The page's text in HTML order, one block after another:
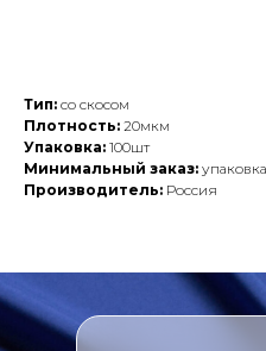
Тип: со скосом
Плотность: 20мкм
Упаковка: 100шт
Минимальный заказ: упаковка
Производитель: Россия